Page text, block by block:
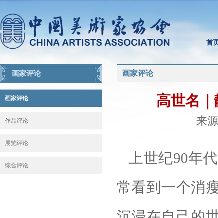
首
画家评论
画家评论
作品评论
展览评论
综合评论
画家评论
高世名
来
上世纪90年
常看到一个消